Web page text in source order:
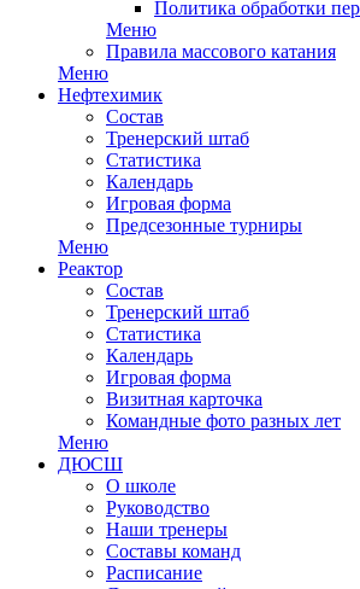
Политика обработки
Меню
Правила массового катания
Меню
Нефтехимик
Состав
Тренерский штаб
Статистика
Календарь
Игровая форма
Предсезонные турниры
Меню
Реактор
Состав
Тренерский штаб
Статистика
Календарь
Игровая форма
Визитная карточка
Командные фото разных лет
Меню
ДЮСШ
О школе
Руководство
Наши тренеры
Составы команд
Расписание